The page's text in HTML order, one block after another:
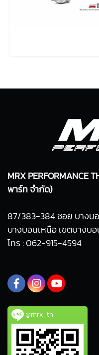
MRX PERFORMANCE
พาร์ท จำกัด)
87/383-384 ซอย บางบ
บางบอนเหนือ เขตบางบอ
โทร : 062-915-4594
@mrx_th